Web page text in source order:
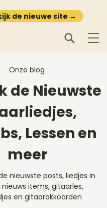
de nieuwe site →
Onze blog
de Nieuwste
Lessen en
meer
nieuwste posts, liedjes in
nieuws items, gitaarles,
en gitaarakkoorden